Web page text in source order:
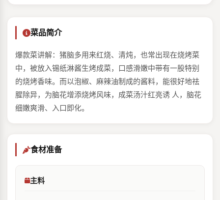
菜品简介
爆款菜讲解：猪脑多用来红烧、清炖，也常出现在烧烤菜
中，被放入锡纸淋酱生烤成菜，口感滑嫩中带有一股特别
的烧烤香味。而以泡椒、麻辣油制成的酱料，能很好地祛
腥除异，为脑花增添烧烤⻛味，成菜汤汁红亮诱 ⼈，脑花
细嫩爽滑、⼊口即化。
食材准备
主料